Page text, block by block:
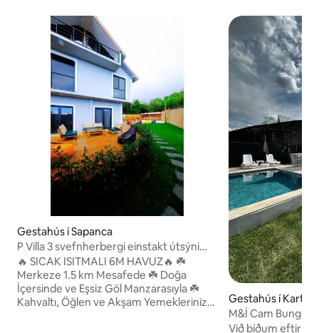
Gestahús í Sapanca
P Villa 3 svefnherbergi einstakt útsýni
fyrir 8-10 manns
🔥 SICAK ISITMALI 6M HAVUZ🔥 ☘️
Merkeze 1.5 km Mesafede ☘️ Doğa
İçersinde ve Eşsiz Göl Manzarasıyla ☘️
Kahvaltı, Öğlen ve Akşam Yemekleriniz
Gestahús í
M&İ Cam
Við bíðum eftir